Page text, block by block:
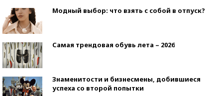
Модный выбор: что взять с собой в отпуск?
Самая трендовая обувь лета – 2026
Знаменитости и бизнесмены, добившиеся
успеха со второй попытки